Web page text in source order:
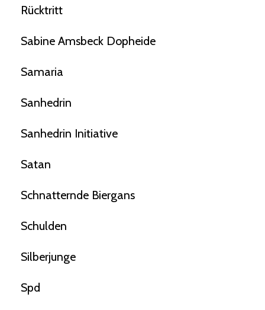
Rücktritt
Sabine Amsbeck Dopheide
Samaria
Sanhedrin
Sanhedrin Initiative
Satan
Schnatternde Biergans
Schulden
Silberjunge
Spd